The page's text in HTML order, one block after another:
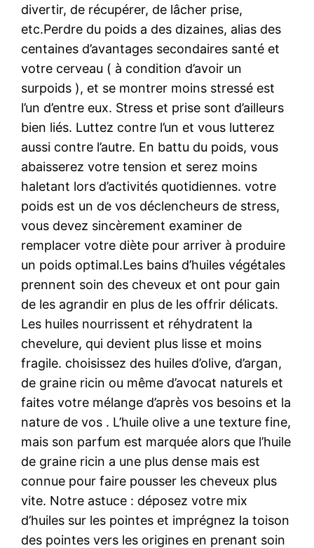
divertir, de récupérer, de lâcher prise,
etc.Perdre du poids a des dizaines, alias des
centaines d’avantages secondaires santé et
votre cerveau ( à condition d’avoir un
surpoids ), et se montrer moins stressé est
l’un d’entre eux. Stress et prise sont d’ailleurs
bien liés. Luttez contre l’un et vous lutterez
aussi contre l’autre. En battu du poids, vous
abaisserez votre tension et serez moins
haletant lors d’activités quotidiennes. votre
poids est un de vos déclencheurs de stress,
vous devez sincèrement examiner de
remplacer votre diète pour arriver à produire
un poids optimal.Les bains d’huiles végétales
prennent soin des cheveux et ont pour gain
de les agrandir en plus de les offrir délicats.
Les huiles nourrissent et réhydratent la
chevelure, qui devient plus lisse et moins
fragile. choisissez des huiles d’olive, d’argan,
de graine ricin ou même d’avocat naturels et
faites votre mélange d’après vos besoins et la
nature de vos . L’huile olive a une texture fine,
mais son parfum est marquée alors que l’huile
de graine ricin a une plus dense mais est
connue pour faire pousser les cheveux plus
vite. Notre astuce : déposez votre mix
d’huiles sur les pointes et imprégnez la toison
des pointes vers les origines en prenant soin